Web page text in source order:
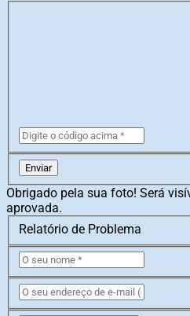
Enviar
Obrigado pela sua foto! Será
aprovada.
Relatório de Problema